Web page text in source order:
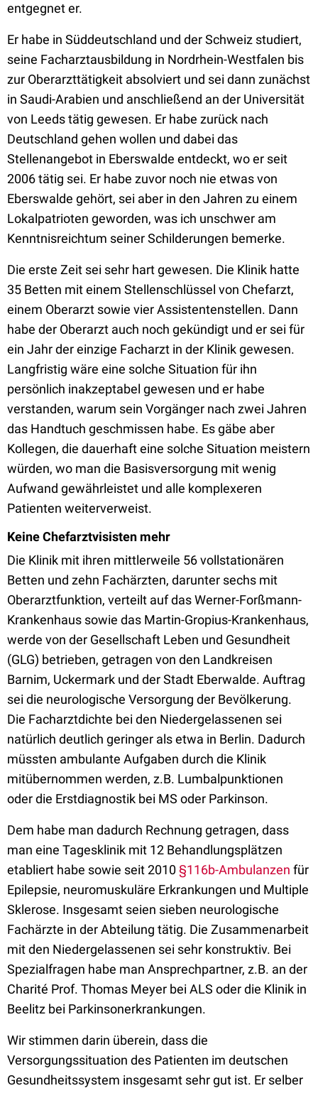
entgegnet er.
Er habe in Süddeutschland und der Schweiz studiert,
seine Facharztausbildung in Nordrhein-Westfalen bis
zur Oberarzttätigkeit absolviert und sei dann zunächst
in Saudi-Arabien und anschließend an der Universität
von Leeds tätig gewesen. Er habe zurück nach
Deutschland gehen wollen und dabei das
Stellenangebot in Eberswalde entdeckt, wo er seit
2006 tätig sei. Er habe zuvor noch nie etwas von
Eberswalde gehört, sei aber in den Jahren zu einem
Lokalpatrioten geworden, was ich unschwer am
Kenntnisreichtum seiner Schilderungen bemerke.
Die erste Zeit sei sehr hart gewesen. Die Klinik hatte
35 Betten mit einem Stellenschlüssel von Chefarzt,
einem Oberarzt sowie vier Assistentenstellen. Dann
habe der Oberarzt auch noch gekündigt und er sei für
ein Jahr der einzige Facharzt in der Klinik gewesen.
Langfristig wäre eine solche Situation für ihn
persönlich inakzeptabel gewesen und er habe
verstanden, warum sein Vorgänger nach zwei Jahren
das Handtuch geschmissen habe. Es gäbe aber
Kollegen, die dauerhaft eine solche Situation meistern
würden, wo man die Basisversorgung mit wenig
Aufwand gewährleistet und alle komplexeren
Patienten weiterverweist.
Keine Chefarztvisisten mehr
Die Klinik mit ihren mittlerweile 56 vollstationären
Betten und zehn Fachärzten, darunter sechs mit
Oberarztfunktion, verteilt auf das Werner-Forßmann-
Krankenhaus sowie das Martin-Gropius-Krankenhaus,
werde von der Gesellschaft Leben und Gesundheit
(GLG) betrieben, getragen von den Landkreisen
Barnim, Uckermark und der Stadt Eberwalde. Auftrag
sei die neurologische Versorgung der Bevölkerung.
Die Facharztdichte bei den Niedergelassenen sei
natürlich deutlich geringer als etwa in Berlin. Dadurch
müssten ambulante Aufgaben durch die Klinik
mitübernommen werden, z.B. Lumbalpunktionen
oder die Erstdiagnostik bei MS oder Parkinson.
Dem habe man dadurch Rechnung getragen, dass
man eine Tagesklinik mit 12 Behandlungsplätzen
etabliert habe sowie seit 2010§116b-Ambulanzen für
Epilepsie, neuromuskuläre Erkrankungen und Multiple
Sklerose. Insgesamt seien sieben neurologische
Fachärzte in der Abteilung tätig. Die Zusammenarbeit
mit den Niedergelassenen sei sehr konstruktiv. Bei
Spezialfragen habe man Ansprechpartner, z.B. an der
Charité Prof. Thomas Meyer bei ALS oder die Klinik in
Beelitz bei Parkinsonerkrankungen.
Wir stimmen darin überein, dass die
Versorgungssituation des Patienten im deutschen
Gesundheitssystem insgesamt sehr gut ist. Er selber